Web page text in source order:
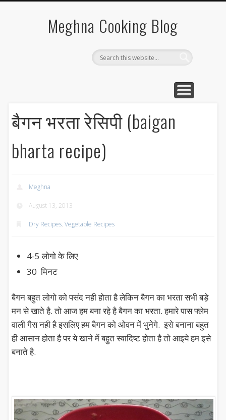
Meghna Cooking Blog
बैगन भरता रेसिपी (baigan
bharta recipe)
Meghna
August 13, 2013
Dry Recipes, Vegetable Recipes
4-5 लोगो के लिए
30 मिनट
बैगन बहुत लोगो को पसंद नही होता है लेकिन बैगन का भरता सभी बड़े
मन से खाते है. तो आज हम बना रहे है बैगन का भरता. हमारे पास फ्लेम
वाली गैस नही है इसलिए हम बैगन को ओवन में भुनेगे. इसे बनाना बहुत
ही आसान होता है पर ये खाने में बहुत स्वादिष्ट होता है तो आइये हम इसे
बनाते है.